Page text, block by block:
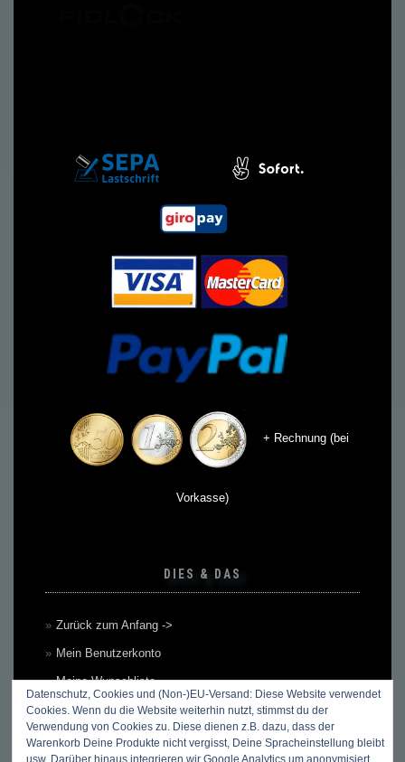
+ Rechnung (bei
Vorkasse)
DIES & DAS
Zurück zum Anfang ->
Mein Benutzerkonto
Meine Wunschliste
Mein Warenkorb
Kasse
Datenschutz, Cookies und (Non-)EU-Versand: Diese Website verwendet
Cookies. Wenn du die Website weiterhin nutzt, stimmst du der
Verwendung von Cookies zu. Diese dienen z.B. dazu, dass der
Warenkorb Deine Produkte nicht vergisst, Deine Spracheinstellung bleibt
usw. Darüber hinaus integrieren wir Google Analytics um anonymisiert